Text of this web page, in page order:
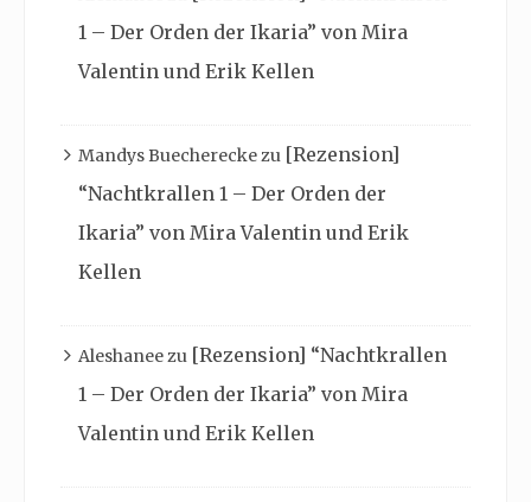
1 – Der Orden der Ikaria” von Mira
Valentin und Erik Kellen
Mandys Buechereckezu [Rezension]
“Nachtkrallen 1 – Der Orden der
Ikaria” von Mira Valentin und Erik
Kellen
Aleshaneezu [Rezension] “Nachtkrallen
1 – Der Orden der Ikaria” von Mira
Valentin und Erik Kellen